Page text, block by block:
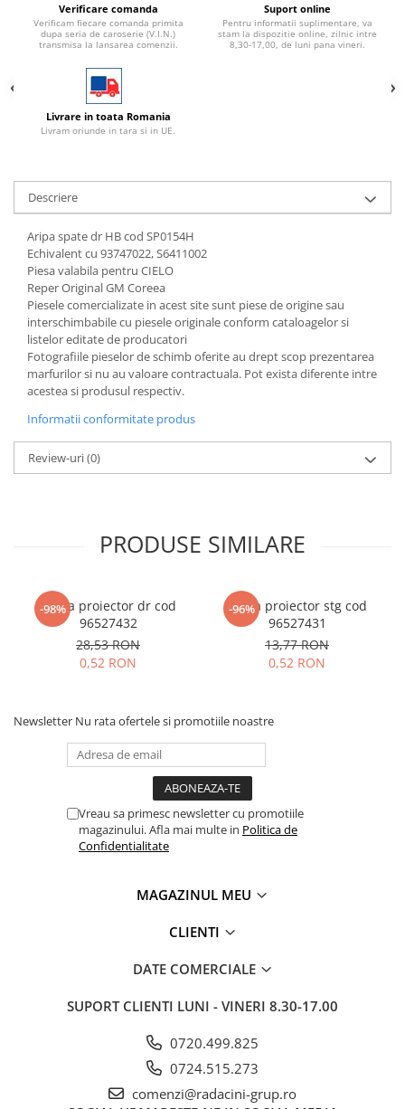
Verificare comanda
Verificam fiecare comanda primita
dupa seria de caroserie (V.I.N.)
transmisa la lansarea comenzii.
Suport online
Pentru informatii suplimentare, va
stam la dispozitie online, zilnic intre
8,30-17,00, de luni pana vineri.
Livrare in toata Romania
Livram oriunde in tara si in UE.
Descriere
Aripa spate dr HB cod SP0154H
Echivalent cu 93747022, S6411002
Piesa valabila pentru CIELO
Reper Original GM Coreea
Piesele comercializate in acest site sunt piese de origine sau
interschimbabile cu piesele originale conform cataloagelor si
listelor editate de producatori
Fotografiile pieselor de schimb oferite au drept scop prezentarea
marfurilor si nu au valoare contractuala. Pot exista diferente intre
acestea si produsul respectiv.
Informatii conformitate produs
Review-uri(0)
PRODUSE SIMILARE
-98%
Rama proiector dr cod
96527432
28,53 RON
0,52 RON
-96%
Rama proiector stg cod
96527431
13,77 RON
0,52 RON
Newsletter Nu rata ofertele si promotiile noastre
Vreau sa primesc newsletter cu promotiile
magazinului. Afla mai multe in Politica de
Confidentialitate
MAGAZINUL MEU
CLIENTI
DATE COMERCIALE
SUPORT CLIENTI LUNI - VINERI 8.30-17.00
0720.499.825
0724.515.273
comenzi@radacini-grup.ro